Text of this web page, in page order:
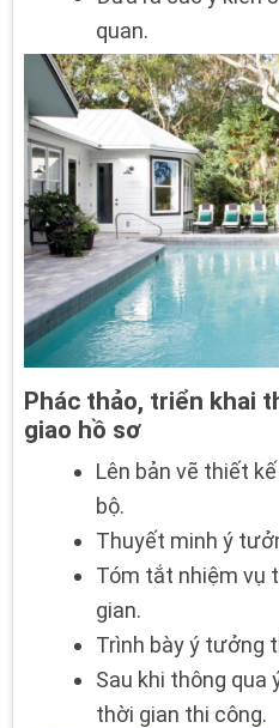
quan.
Phác thảo, triển khai
giao hồ sơ
Lên bản vẽ thiết
bộ.
Thuyết minh ý
Tóm tắt nhiệm vụ
gian.
Trình bày ý tưởng
Sau khi thông
thời gian thi công.